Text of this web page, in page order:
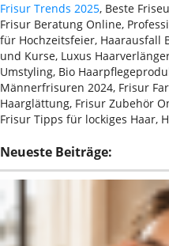
Frisur Trends 2025, Beste
Frisur Beratung Online,
für Hochzeitsfeier, Haarausfall
und Kurse, Luxus
Umstyling, Bio
Männerfrisuren 2024, Frisur
Haarglättung, Frisur Zubehör
Frisur Tipps für lockiges Haar,
Neueste Beiträge: